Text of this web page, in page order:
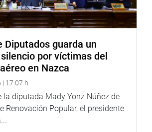
y descuentos de sus haberes por 120
congresista Raúl Doroteo Carbajo (AP).
(AP), y al no haber obtenido los 10
a favor, el caso continúa su proceso.
en el Expediente 171-2023-
aprobado durante la vigésima séptima
la comisión, llevada a cabo el 2 de
y en el cual se determinó que el
Carbajo habría recortado la
Diputados guarda un
por víctimas del
en Nazca
| 17:07 h
la diputada Mady Yonz Núñez de
Renovación Popular, el presidente